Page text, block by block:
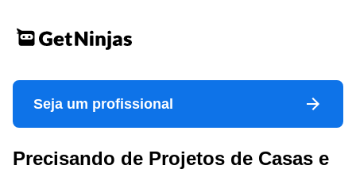
Seja um profissional
Precisando de Projetos de Casas e